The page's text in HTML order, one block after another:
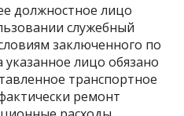
должностное лицо
служебный
заключенного по
лицо обязано
транспортное
ремонт